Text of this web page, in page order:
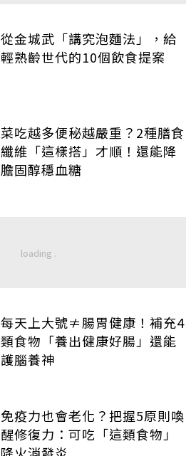
從金城武「講究泡麵法」，給
輕熟齡世代的10個飲食提案
菜吃越多便秘越嚴重？2種膳食
纖維「這樣搭」才順！還能降
膽固醇穩血糖
每天上大號≠腸胃健康！補充4
類食物「養出健康好腸」還能
護腦養神
免疫力也會老化？把握5原則喚
醒修復力：可吃「這類食物」